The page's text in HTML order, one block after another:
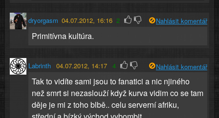
dryorgasm 04.07.2012, 16:16 2 Nahlásit komentář
Primitívna kultúra.
Labrinth 04.07.2012, 14:17 4 Nahlásit komentář
Tak to vidíte sami jsou to fanatici a nic njiného
než smrt si nezaslouží když kurva vidim co se tam
děje je mi z toho blbě.. celu serverní afriku,